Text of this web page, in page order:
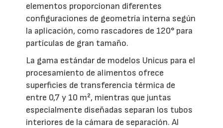
elementos proporcionan diferentes
configuraciones de geometría interna según
la aplicación, como rascadores de 120° para
partículas de gran tamaño.
La gama estándar de modelos Unicus para el
procesamiento de alimentos ofrece
superficies de transferencia térmica de
entre 0,7 y 10 m², mientras que juntas
especialmente diseñadas separan los tubos
interiores de la cámara de separación. Al